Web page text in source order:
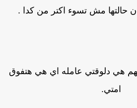
مش تسوء اكتر من كدا .
هي دلوقتي عامله اي هي هتفوق
امتي.